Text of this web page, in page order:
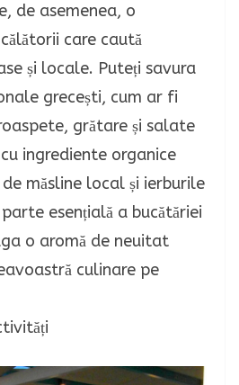
de asemenea, o
care caută
și locale. Puteți savura
grecești, cum ar fi
grătare și salate
ingrediente organice
măsline local și ierburile
esențială a bucătăriei
o aromă de neuitat
culinare pe